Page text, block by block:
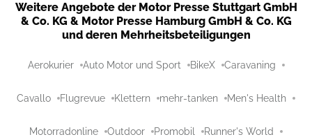
Weitere Angebote der Motor Presse Stuttgart GmbH
& Co. KG & Motor Presse Hamburg GmbH & Co. KG
und deren Mehrheitsbeteiligungen
Aerokurier Auto Motor und Sport BikeX Caravaning
Cavallo Flugrevue Klettern mehr-tanken Men's Health
Motorradonline Outdoor Promobil Runner's World